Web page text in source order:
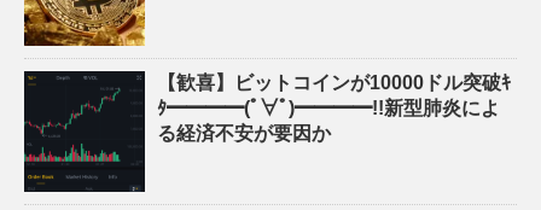
【歓喜】ビットコインが10000ドル突破ｷ
ﾀ━━━━(ﾟ∀ﾟ)━━━━!!新型肺炎によ
る経済不安が要因か